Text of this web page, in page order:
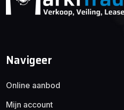
Navigeer
Online aanbod
Mijn account